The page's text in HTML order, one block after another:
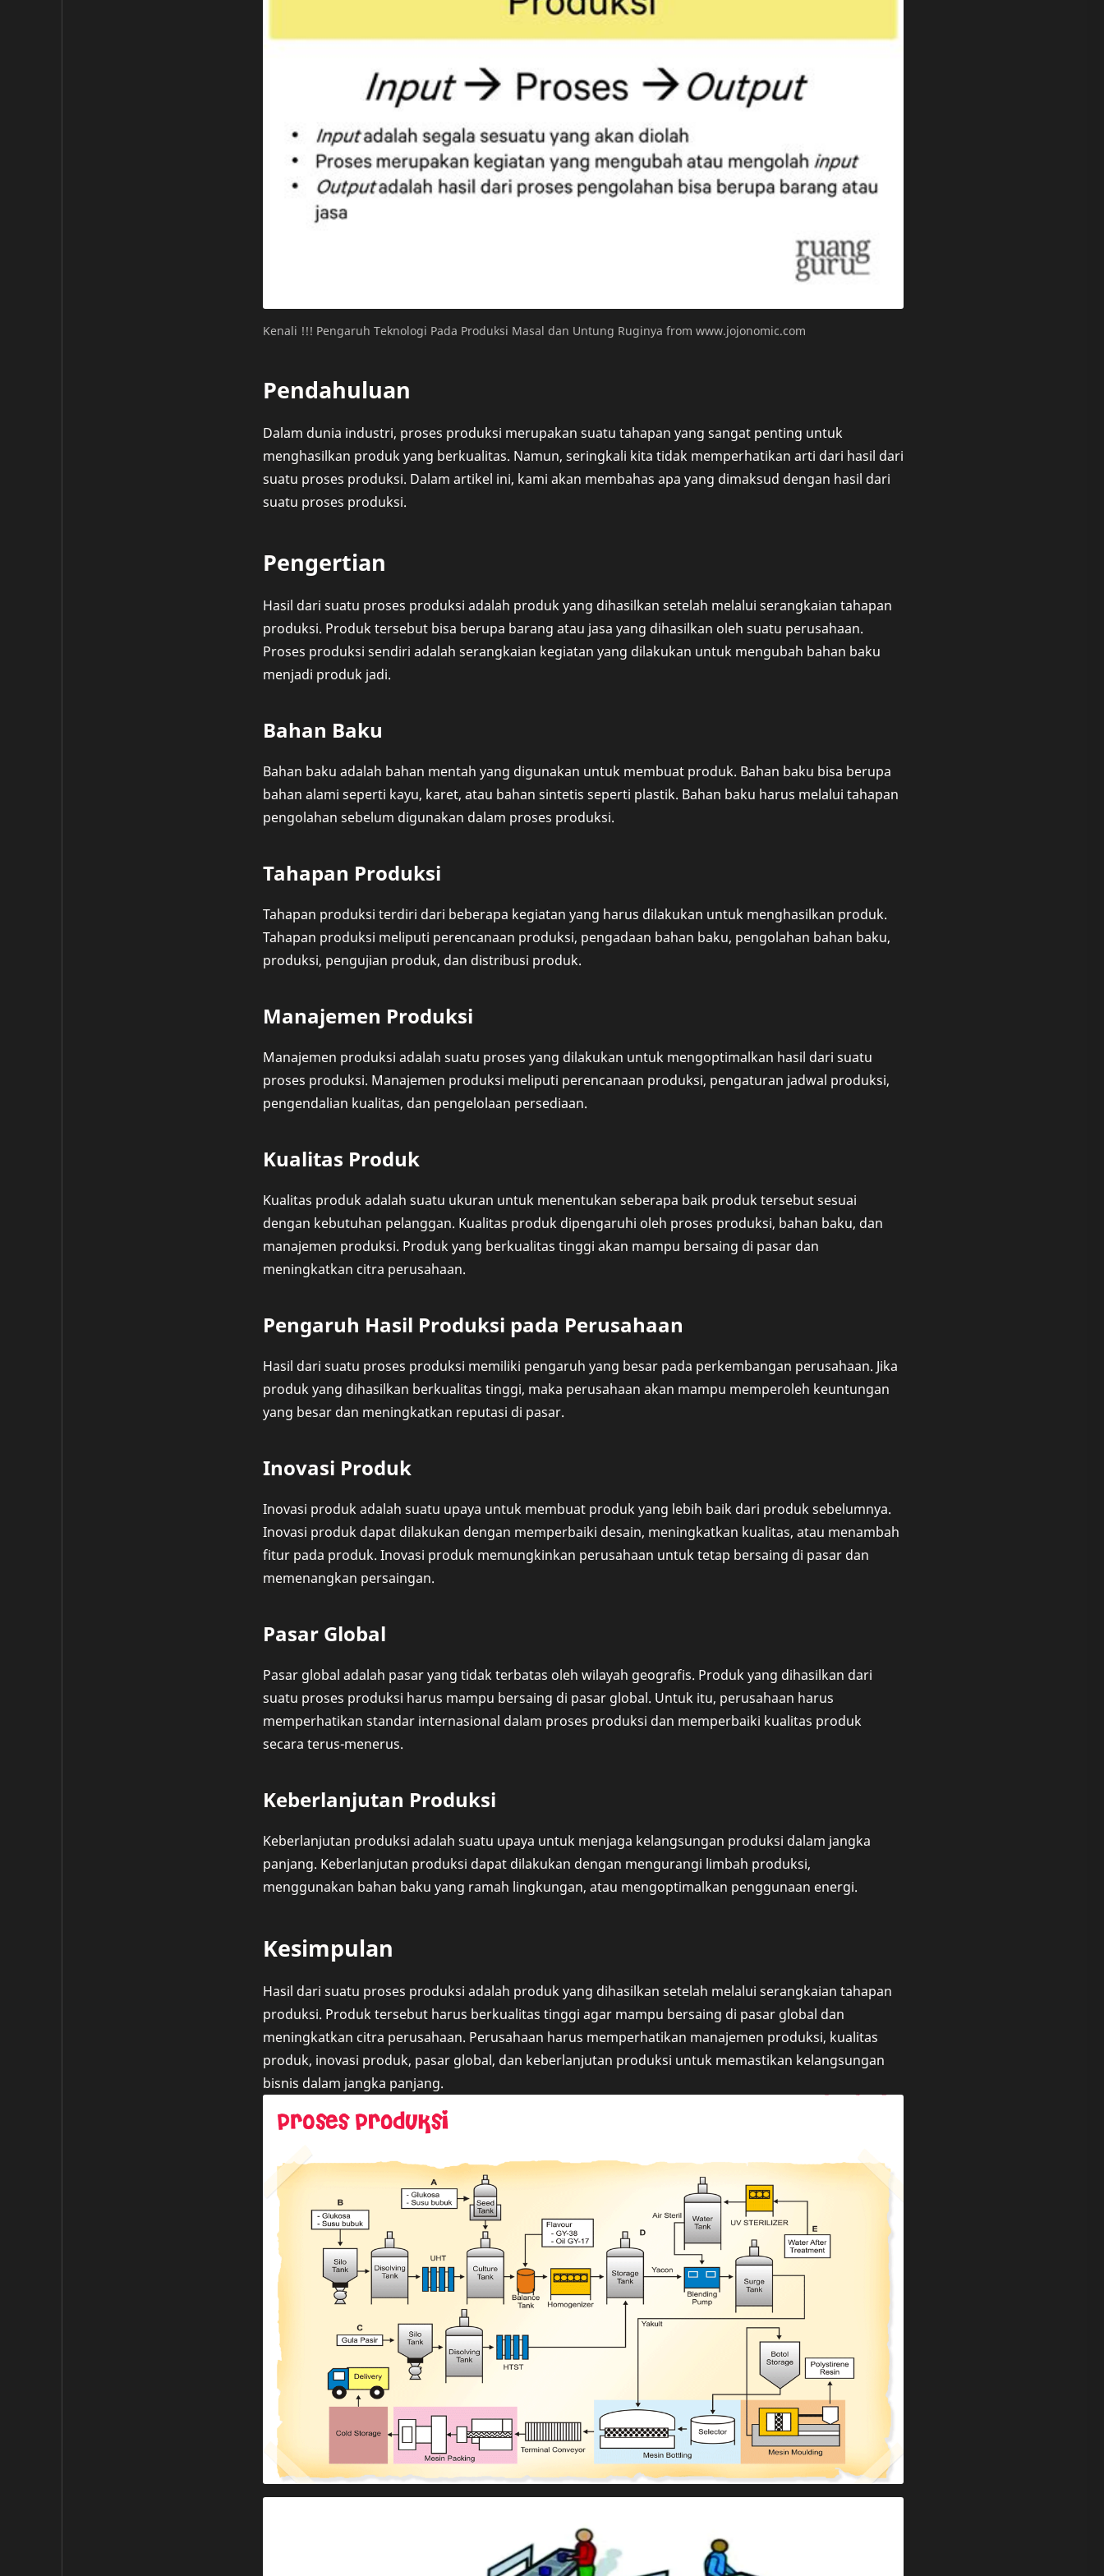
Kenali !!! Pengaruh Teknologi Pada Produksi Masal dan Untung Ruginya from www.jojonomic.com
Pendahuluan
Dalam dunia industri, proses produksi merupakan suatu tahapan yang sangat penting untuk
menghasilkan produk yang berkualitas. Namun, seringkali kita tidak memperhatikan arti dari hasil dari
suatu proses produksi. Dalam artikel ini, kami akan membahas apa yang dimaksud dengan hasil dari
suatu proses produksi.
Pengertian
Hasil dari suatu proses produksi adalah produk yang dihasilkan setelah melalui serangkaian tahapan
produksi. Produk tersebut bisa berupa barang atau jasa yang dihasilkan oleh suatu perusahaan.
Proses produksi sendiri adalah serangkaian kegiatan yang dilakukan untuk mengubah bahan baku
menjadi produk jadi.
Bahan Baku
Bahan baku adalah bahan mentah yang digunakan untuk membuat produk. Bahan baku bisa berupa
bahan alami seperti kayu, karet, atau bahan sintetis seperti plastik. Bahan baku harus melalui tahapan
pengolahan sebelum digunakan dalam proses produksi.
Tahapan Produksi
Tahapan produksi terdiri dari beberapa kegiatan yang harus dilakukan untuk menghasilkan produk.
Tahapan produksi meliputi perencanaan produksi, pengadaan bahan baku, pengolahan bahan baku,
produksi, pengujian produk, dan distribusi produk.
Manajemen Produksi
Manajemen produksi adalah suatu proses yang dilakukan untuk mengoptimalkan hasil dari suatu
proses produksi. Manajemen produksi meliputi perencanaan produksi, pengaturan jadwal produksi,
pengendalian kualitas, dan pengelolaan persediaan.
Kualitas Produk
Kualitas produk adalah suatu ukuran untuk menentukan seberapa baik produk tersebut sesuai
dengan kebutuhan pelanggan. Kualitas produk dipengaruhi oleh proses produksi, bahan baku, dan
manajemen produksi. Produk yang berkualitas tinggi akan mampu bersaing di pasar dan
meningkatkan citra perusahaan.
Pengaruh Hasil Produksi pada Perusahaan
Hasil dari suatu proses produksi memiliki pengaruh yang besar pada perkembangan perusahaan. Jika
produk yang dihasilkan berkualitas tinggi, maka perusahaan akan mampu memperoleh keuntungan
yang besar dan meningkatkan reputasi di pasar.
Inovasi Produk
Inovasi produk adalah suatu upaya untuk membuat produk yang lebih baik dari produk sebelumnya.
Inovasi produk dapat dilakukan dengan memperbaiki desain, meningkatkan kualitas, atau menambah
fitur pada produk. Inovasi produk memungkinkan perusahaan untuk tetap bersaing di pasar dan
memenangkan persaingan.
Pasar Global
Pasar global adalah pasar yang tidak terbatas oleh wilayah geografis. Produk yang dihasilkan dari
suatu proses produksi harus mampu bersaing di pasar global. Untuk itu, perusahaan harus
memperhatikan standar internasional dalam proses produksi dan memperbaiki kualitas produk
secara terus-menerus.
Keberlanjutan Produksi
Keberlanjutan produksi adalah suatu upaya untuk menjaga kelangsungan produksi dalam jangka
panjang. Keberlanjutan produksi dapat dilakukan dengan mengurangi limbah produksi,
menggunakan bahan baku yang ramah lingkungan, atau mengoptimalkan penggunaan energi.
Kesimpulan
Hasil dari suatu proses produksi adalah produk yang dihasilkan setelah melalui serangkaian tahapan
produksi. Produk tersebut harus berkualitas tinggi agar mampu bersaing di pasar global dan
meningkatkan citra perusahaan. Perusahaan harus memperhatikan manajemen produksi, kualitas
produk, inovasi produk, pasar global, dan keberlanjutan produksi untuk memastikan kelangsungan
bisnis dalam jangka panjang.